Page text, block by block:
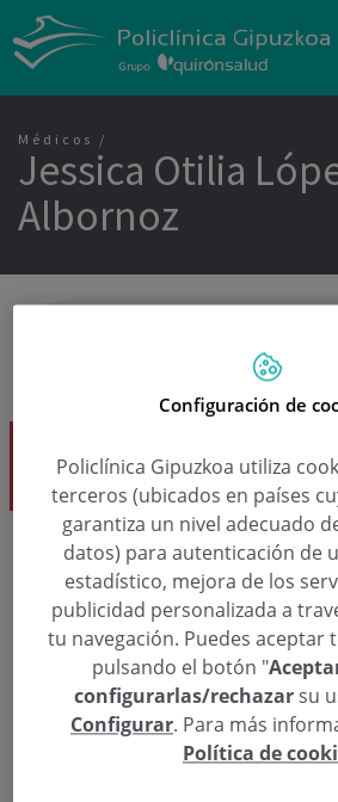
Médicos
Jessica Otilia
Albornoz
Neurología / Urgencias
Solicita una cita
943 50 20 49
Configuración de
Policlínica Gipuzkoa utiliza
terceros (ubicados en países
garantiza un nivel adecuado
datos) para autenticación de
estadístico, mejora de los
publicidad personalizada a
tu navegación. Puedes aceptar
pulsando el botón "
configurarlas/rechazarsu
Configurar. Para más
Política de